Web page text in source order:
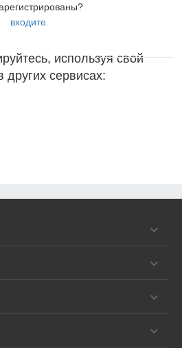
входите
используя свой
других сервисах: